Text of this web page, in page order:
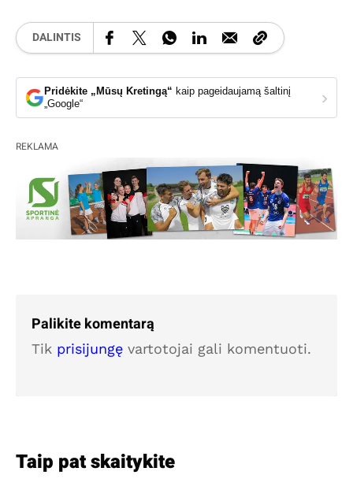
DALINTIS
Pridėkite „Mūsų Kretingą“ kaip pageidaujamą šaltinį
„Google“
›
REKLAMA
Palikite komentarą
Tik prisijungę vartotojai gali komentuoti.
Taip pat skaitykite